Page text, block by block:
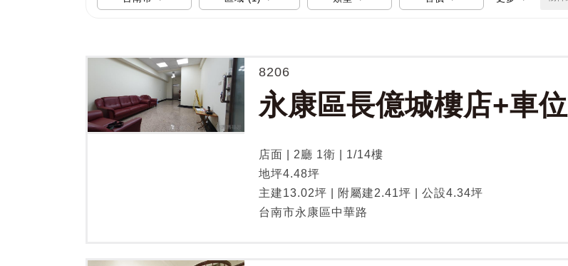
8206
永康區長億城樓店+車位
店面 | 2廳 1衛 | 1/14樓
地坪4.48坪
主建13.02坪 | 附屬建2.41坪 | 公設4.34坪
台南市永康區中華路